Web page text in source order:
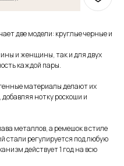
две модели: круглые черные и
и женщины, так и для двух
каждой пары.
материалы делают их
нотку роскоши и
металлов, а ремешок в стиле
стали регулируется под любую
действует 1 год на всю